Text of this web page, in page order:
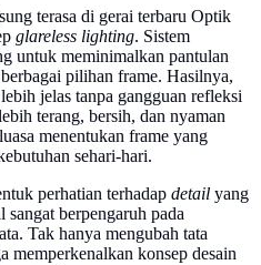
terasa di gerai terbaru Optik
glareless lighting. Sistem
untuk meminimalkan pantulan
pilihan frame. Hasilnya,
jelas tanpa gangguan refleksi
terang, bersih, dan nyaman
menentukan frame yang
sehari-hari.
perhatian terhadap detail yang
berpengaruh pada
Tak hanya mengubah tata
memperkenalkan konsep desain